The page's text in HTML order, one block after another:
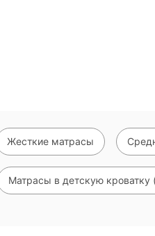
Жесткие матрасы
Матрасы в детскую кроватку